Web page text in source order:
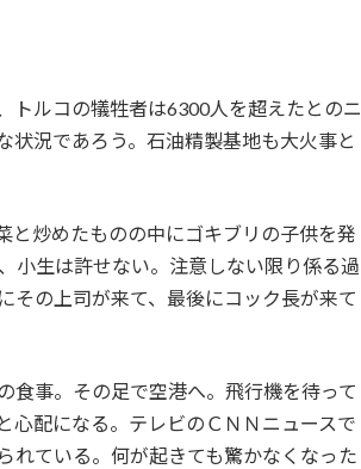
トルコの犠牲者は6300人を超えたとのニ
状況であろう。石油精製基地も大火事と
と炒めたものの中にゴキブリの子供を発
小生は許せない。注意しない限り係る過
その上司が来て、最後にコック長が来て
食事。その足で空港へ。飛行機を待って
心配になる。テレビのＣＮＮニュースで
れている。何が起きても驚かなくなった